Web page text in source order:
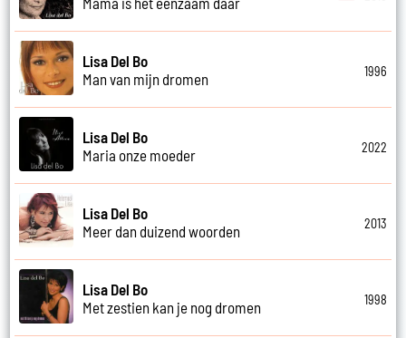
Lisa Del Bo
Man van mijn dromen
1996
Lisa Del Bo
Maria onze moeder
2022
Lisa Del Bo
Meer dan duizend woorden
2013
Lisa Del Bo
Met zestien kan je nog dromen
1998